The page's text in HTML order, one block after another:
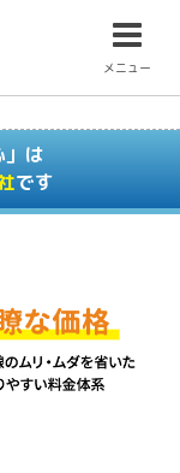
メニュー
」は
です